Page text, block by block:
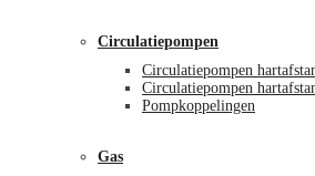
Circulatiepompen
Circulatiepompen
Circulatiepompen
Pompkoppelingen
Gas